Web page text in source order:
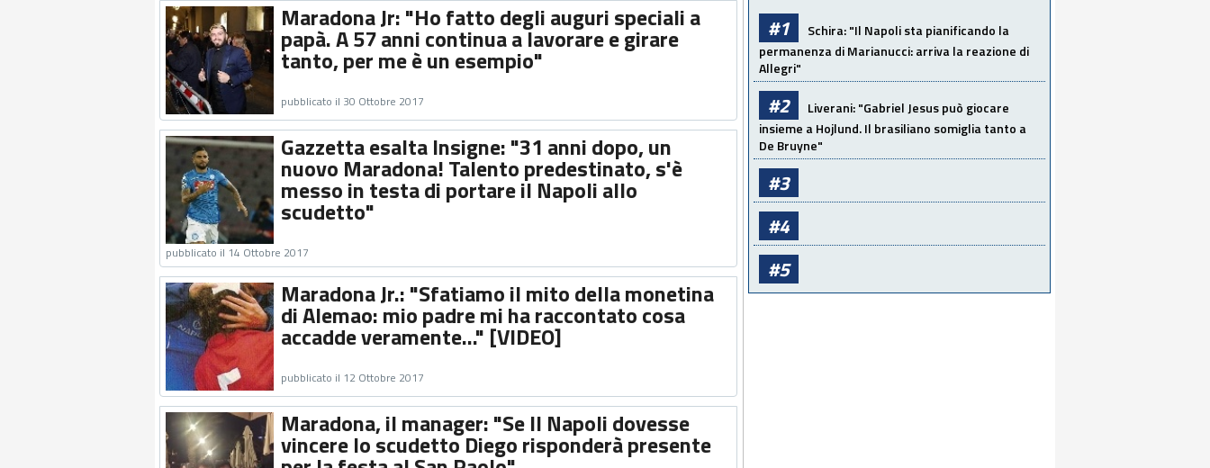
Maradona Jr: "Ho fatto degli auguri speciali a
papà. A 57 anni continua a lavorare e girare
tanto, per me è un esempio"
pubblicato il 30 Ottobre 2017
Gazzetta esalta Insigne: "31 anni dopo, un
nuovo Maradona! Talento predestinato, s'è
messo in testa di portare il Napoli allo
scudetto"
pubblicato il 14 Ottobre 2017
Maradona Jr.: "Sfatiamo il mito della monetina
di Alemao: mio padre mi ha raccontato cosa
accadde veramente..." [VIDEO]
pubblicato il 12 Ottobre 2017
Maradona, il manager: "Se Il Napoli dovesse
vincere lo scudetto Diego risponderà presente
#1 Schira: "Il Napoli sta pianificando la
permanenza di Marianucci: arriva la reazione di
Allegri"
#2 Liverani: "Gabriel Jesus può giocare
insieme a Hojlund. Il brasiliano somiglia tanto a
De Bruyne"
#3
#4
#5